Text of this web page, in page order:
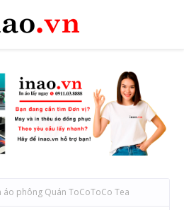
áo phông Quán ToCoToCo Tea